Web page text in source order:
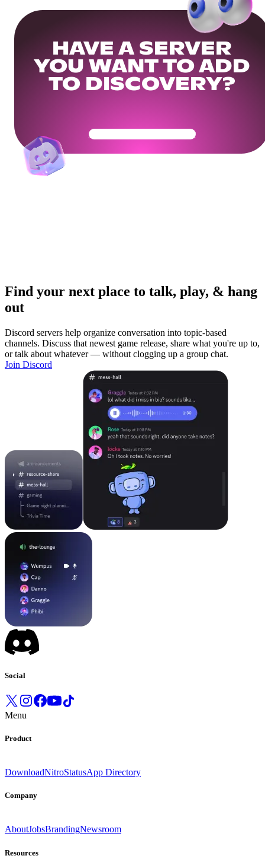
HAVE A SERVER
YOU WANT TO ADD
TO DISCOVERY?
Get Your Community Ready
Find your next place to talk, play, & hang
out
Discord servers help organize conversation into topic-based
channels. Discuss that newest game release, share what you're up to,
or talk about whatever — without clogging up a group chat.
Join Discord
Social
Menu
Product
DownloadNitroStatusApp Directory
Company
AboutJobsBrandingNewsroom
Resources